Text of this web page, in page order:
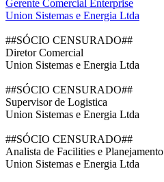
Gerente Comercial Enterprise
Union Sistemas e Energia Ltda
##SÓCIO CENSURADO##
Diretor Comercial
Union Sistemas e Energia Ltda
##SÓCIO CENSURADO##
Supervisor de Logistica
Union Sistemas e Energia Ltda
##SÓCIO CENSURADO##
Analista de Facilities e Planejamento
Union Sistemas e Energia Ltda